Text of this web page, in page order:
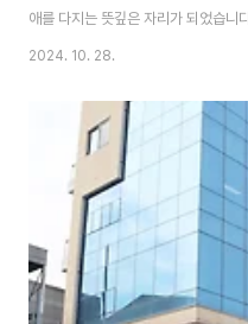
애를 다지는 뜻깊은 자리가 되었습니
민정음 퀴즈, 개인전 OX 상식 퀴즈 등
는 시작부터 후끈 달아올랐습니다.
는 짜릿한 순간들이 이어졌고, 그 결
다. 족구에 이어 펼쳐진 피구 경기는
공을 피하고 던지며 긴장감 넘치는
약이 돋보였습니다. ..
2024. 10. 28.